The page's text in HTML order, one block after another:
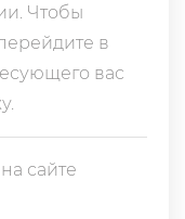
Чтобы
в
вас
на сайте